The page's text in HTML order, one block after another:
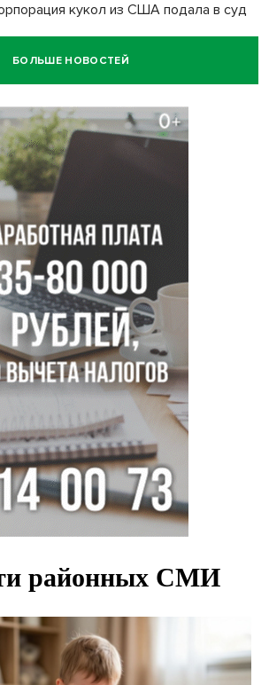
кукол из США подала в суд
БОЛЬШЕ НОВОСТЕЙ